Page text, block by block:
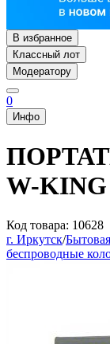
В избранное
Классный лот
Модератору
0
Инфо
W-KING
Код товара: 10628
г. Иркутск/
беспроводные